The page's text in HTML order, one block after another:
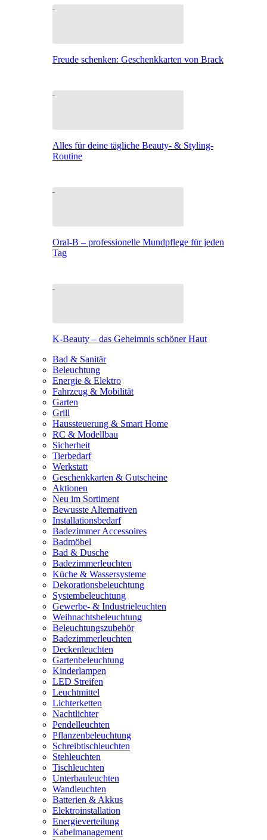
Freude schenken: Geschenkkarten von Brack
Alles für deine tägliche Beauty- & Styling-
Routine
Oral-B – professionelle Mundpflege für jeden
Tag
K-Beauty – das Geheimnis schöner Haut
Bad & Sanitär
Beleuchtung
Energie & Elektro
Fahrzeug & Mobilität
Garten
Grill
Haussteuerung & Smart Home
RC & Modellbau
Sicherheit
Tierbedarf
Werkstatt
Geschenkkarten & Gutscheine
Aktionen
Neu im Sortiment
Bewusste Alternativen
Installationsbedarf
Badezimmer Accessoires
Badmöbel
Bad & Dusche
Badezimmerleuchten
Küche & Wassersysteme
Dekorationsbeleuchtung
Systembeleuchtung
Gewerbe- & Industrieleuchten
Weihnachtsbeleuchtung
Beleuchtungszubehör
Badezimmerleuchten
Deckenleuchten
Gartenbeleuchtung
Kinderlampen
LED Streifen
Leuchtmittel
Lichterketten
Nachtlichter
Pendelleuchten
Pflanzenbeleuchtung
Schreibtischleuchten
Stehleuchten
Tischleuchten
Unterbauleuchten
Wandleuchten
Batterien & Akkus
Elektroinstallation
Energieverteilung
Kabelmanagement